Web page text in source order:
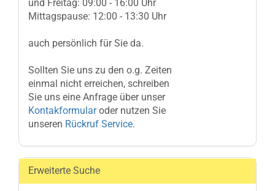
und Freitag: 09:00 - 16:00 Uhr
Mittagspause: 12:00 - 13:30 Uhr
auch persönlich für Sie da.
Sollten Sie uns zu den o.g. Zeiten
einmal nicht erreichen, schreiben
Sie uns eine Anfrage über unser
Kontakformularoder nutzen Sie
unseren Rückruf Service.
Erweiterte Suche